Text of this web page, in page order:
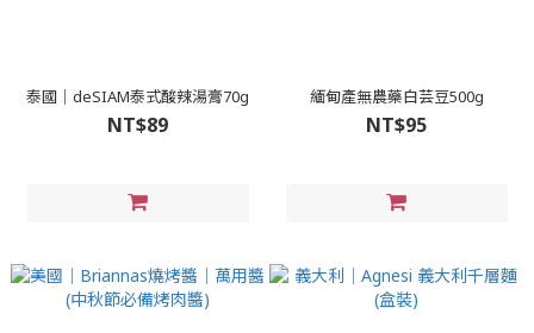
泰國｜deSIAM泰式酸辣湯膏70g
NT$89
緬甸產無農藥白芸豆500g
NT$95